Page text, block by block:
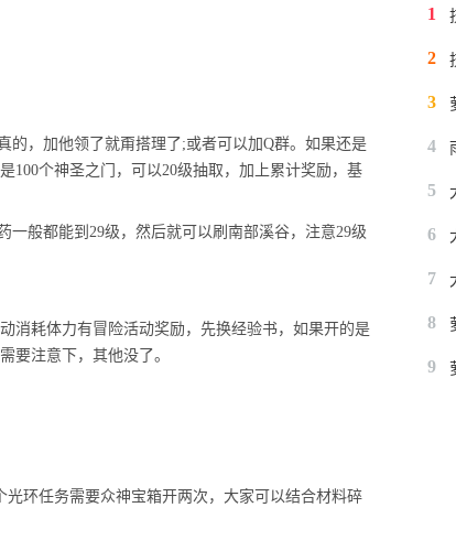
的，加他领了就甭搭理了;或者可以加Q群。如果还是
100个神圣之门，可以20级抽取，加上累计奖励，基
般都能到29级，然后就可以刷南部溪谷，注意29级
消耗体力有冒险活动奖励，先换经验书，如果开的是
要注意下，其他没了。
环任务需要众神宝箱开两次，大家可以结合材料碎
1
2
3
4
5
6
7
8
9